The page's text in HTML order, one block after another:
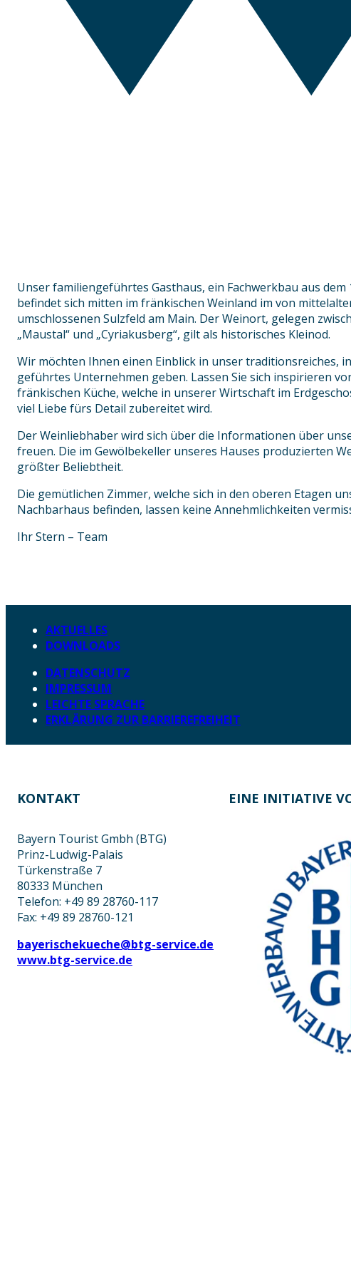
Unser familiengeführtes Gasthaus, ein Fachwerkbau aus dem
befindet sich mitten im fränkischen Weinland im von
umschlossenen Sulzfeld am Main. Der Weinort, gelegen
„Maustal“ und „Cyriakusberg“, gilt als historisches Kleinod.
Wir möchten Ihnen einen Einblick in unser traditionsreiches,
geführtes Unternehmen geben. Lassen Sie sich inspirieren
fränkischen Küche, welche in unserer Wirtschaft im
viel Liebe fürs Detail zubereitet wird.
Der Weinliebhaber wird sich über die Informationen über
freuen. Die im Gewölbekeller unseres Hauses produzierten
größter Beliebtheit.
Die gemütlichen Zimmer, welche sich in den oberen Etagen
Nachbarhaus befinden, lassen keine Annehmlichkeiten
Ihr Stern – Team
AKTUELLES
DOWNLOADS
DATENSCHUTZ
IMPRESSUM
LEICHTE SPRACHE
ERKLÄRUNG ZUR BARRIEREFREIHEIT
KONTAKT EINE INITIATIVE
Bayern Tourist Gmbh (BTG)
Prinz-Ludwig-Palais
Türkenstraße 7
80333 München
Telefon: +49 89 28760-117
Fax: +49 89 28760-121
bayerischekueche@btg-service.de
www.btg-service.de